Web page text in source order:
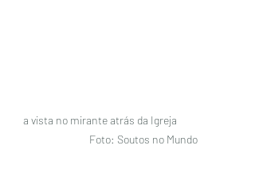
a vista no mirante atrás da Igreja
             Foto: Soutos no Mundo